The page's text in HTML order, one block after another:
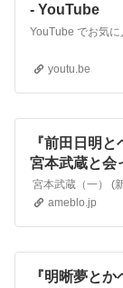
- YouTube
youtu.be
『前田日明
宮本武蔵と会
識！肉体はア
ameblo.jp
『明晰夢と